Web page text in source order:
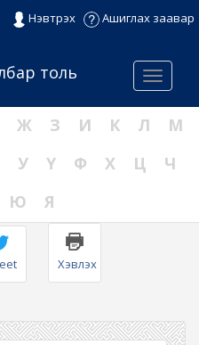
Нэвтрэх Ашиглах заавар
Menu
толь
Ж З И К Л
М
У Ү Ф Х Ц
Ч
Ю Я
Хэвлэх